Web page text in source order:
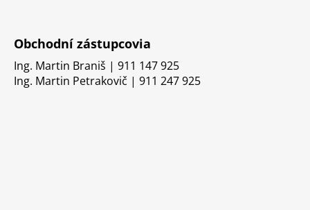
Obchodní zástupcovia
Ing. Martin Braniš | 911 147 925
Ing. Martin Petrakovič | 911 247 925